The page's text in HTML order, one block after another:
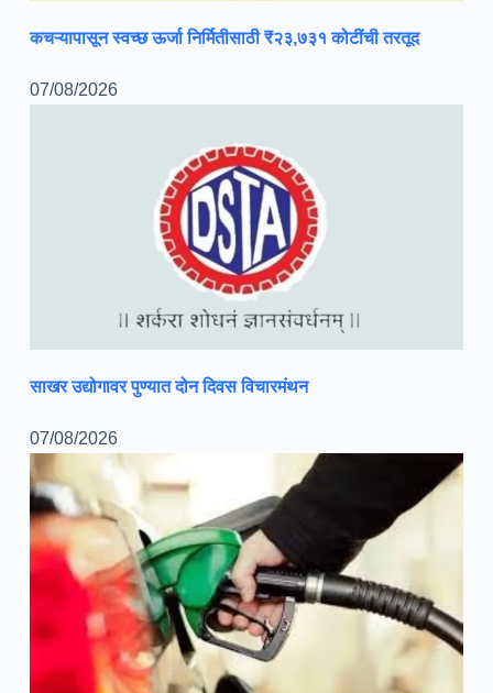
कचऱ्यापासून स्वच्छ ऊर्जा निर्मितीसाठी ₹२३,७३१ कोटींची तरतूद
07/08/2026
साखर उद्योगावर पुण्यात दोन दिवस विचारमंथन
07/08/2026